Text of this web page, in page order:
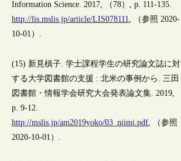
Information Science. 2017, （78）, p. 111-135.
http://lis.mslis.jp/article/LIS078111, （参照 2020-
10-01）.
(15) 新見槙子. 学士課程学生の研究論文誌に対
する大学図書館の支援 : 北米の事例から. 三田
図書館・情報学会研究大会発表論文集. 2019,
p. 9-12.
http://mslis.jp/am2019yoko/03_niimi.pdf , （参照
2020-10-01）.